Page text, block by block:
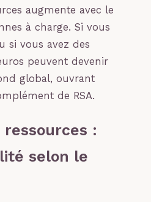
augmente avec le
à charge. Si vous
si vous avez des
peuvent devenir
global, ouvrant
de RSA.
ressources :
selon le